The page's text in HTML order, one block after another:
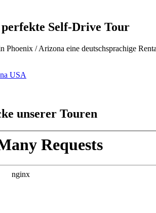
Self-Drive Tour
Phoenix / Arizona eine deutschsprachige
unserer Touren